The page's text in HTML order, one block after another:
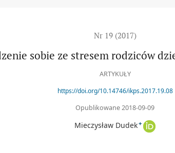
Nr 19 (2017)
sobie ze stresem rodziców
ARTYKUŁY
https://doi.org/10.14746/ikps.2017.19.08
Opublikowane 2018-09-09
Mieczysław Dudek +